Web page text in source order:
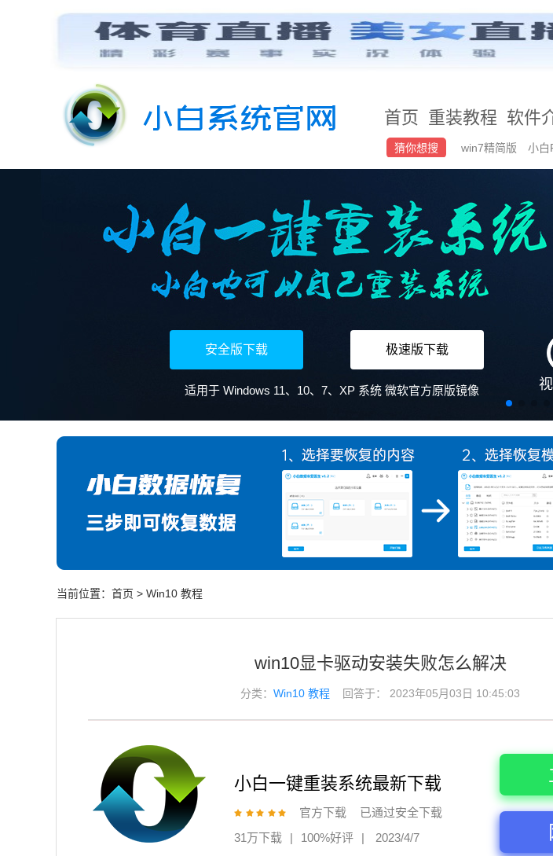
首页 重装教程 软件
猜你想搜 win7精简版 小白
当前位置： 首页 > Win10 教程
win10显卡驱动安装失败怎么解决
分类：Win10 教程 回答于： 2023年05月03日 10:45:03
小白一键重装系统最新下载
官方下载
已通过安全下载
31万下载
| 100%好评 | 2023/4/7